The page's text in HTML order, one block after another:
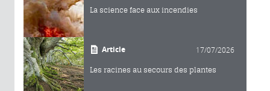
La science face aux incendies
Article 17/07/2026
Les racines au secours des plantes